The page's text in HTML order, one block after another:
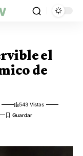
el
de
543 Vistas